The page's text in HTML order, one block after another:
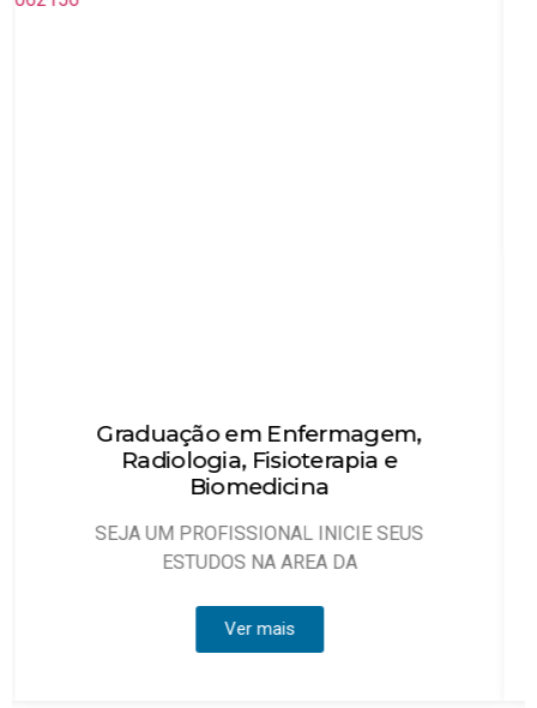
Técnico em Enfermagem
Objetivo: Habilitar técnicos de enfermagem
Ver mais